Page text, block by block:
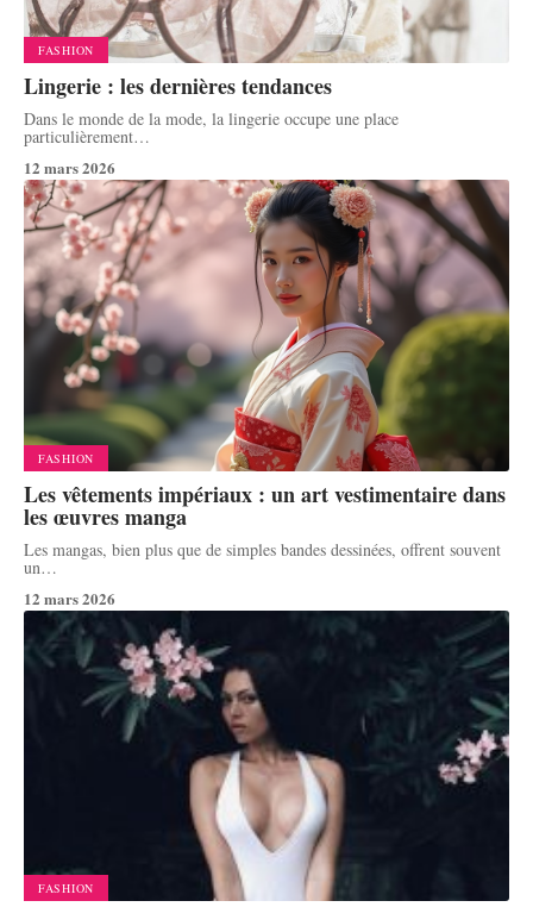
FASHION
Lingerie : les dernières tendances
Dans le monde de la mode, la lingerie occupe une place
particulièrement…
12 mars 2026
FASHION
Les vêtements impériaux : un art vestimentaire dans
les œuvres manga
Les mangas, bien plus que de simples bandes dessinées, offrent souvent
un…
12 mars 2026
FASHION